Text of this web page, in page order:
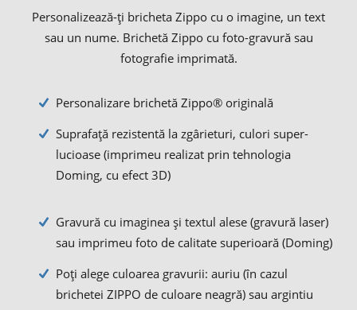
Personalizează-ți bricheta Zippo cu o imagine, un text
sau un nume. Brichetă Zippo cu foto-gravură sau
fotografie imprimată.
Personalizare brichetă Zippo® originală
Suprafață rezistentă la zgârieturi, culori super-
lucioase (imprimeu realizat prin tehnologia
Doming, cu efect 3D)
Gravură cu imaginea și textul alese (gravură laser)
sau imprimeu foto de calitate superioară (Doming)
Poți alege culoarea gravurii: auriu (în cazul
brichetei ZIPPO de culoare neagră) sau argintiu